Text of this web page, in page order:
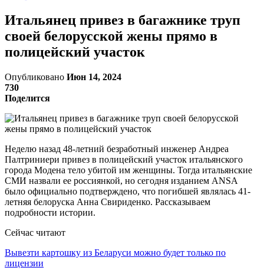
Итальянец привез в багажнике труп
своей белорусской жены прямо в
полицейский участок
Опубликовано Июн 14, 2024
730
Поделится
Неделю назад 48-летний безработный инженер Андреа
Палтриниери привез в полицейский участок итальянского
города Модена тело убитой им женщины. Тогда итальянские
СМИ назвали ее россиянкой, но сегодня изданием ANSA
было официально подтверждено, что погибшей являлась 41-
летняя белоруска Анна Свириденко. Рассказываем
подробности истории.
Сейчас читают
Вывезти картошку из Беларуси можно будет только по
лицензии